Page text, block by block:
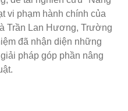
vi phạm hành chính của
Trần Lan Hương, Trường
đã nhận diện những
pháp góp phần nâng